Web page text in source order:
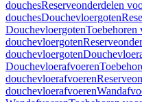
douchesReserveonderdelen
douchesDouchevloergoten
DouchevloergotenToebehoren
douchevloergoten
douchevloergoten
Douchevloerafvoeren
douchevloerafvoeren
douchevloerafvoeren